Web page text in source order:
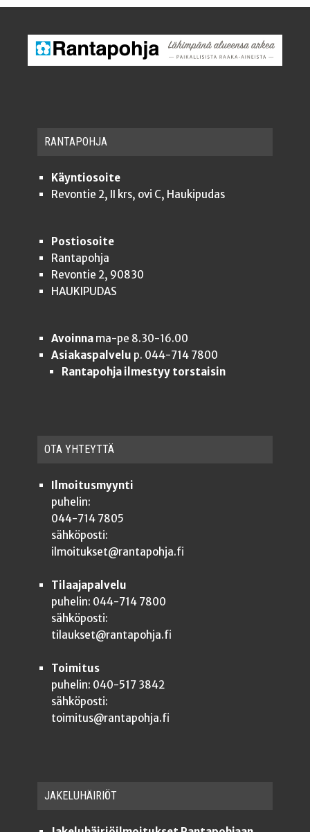
RAN­TA­POH­JA
Käyntiosoite
Revontie 2, II krs, ovi C, Haukipudas
Postiosoite
Rantapohja
Revontie 2, 90830
HAUKIPUDAS
Avoinnama-pe 8.30-16.00
Asiakaspalvelu p. 044-714 7800
Rantapohja ilmestyy torstaisin
OTA YHTEYT­TÄ
Ilmoitusmyynti
puhelin:
044-714 7805
sähköposti:
ilmoitukset@rantapohja.fi
Tilaajapalvelu
puhelin: 044-714 7800
sähköposti:
tilaukset@rantapohja.fi
Toimitus
puhelin: 040-517 3842
sähköposti:
toimitus@rantapohja.fi
JAKE­LU­HÄI­RIÖT